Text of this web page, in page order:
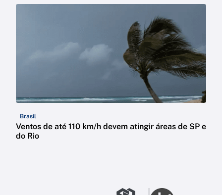
Brasil
Ventos de até 110 km/h devem atingir áreas de SP e
do Rio